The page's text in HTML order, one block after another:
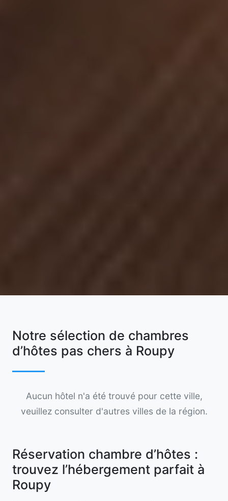
Notre sélection de chambres
d’hôtes pas chers à Roupy
Aucun hôtel n'a été trouvé pour cette ville,
veuillez consulter d'autres villes de la région.
Réservation chambre d’hôtes :
trouvez l’hébergement parfait à
Roupy